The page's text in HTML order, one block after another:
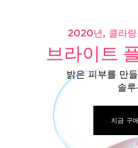
2020년, 클라랑
브라이트
밝은 피부를 만
솔루
지금 구